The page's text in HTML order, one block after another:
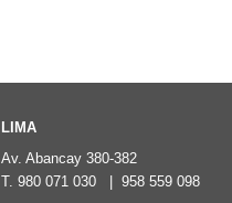
LIMA
Av. Abancay 380-382
T. 980 071 030 | 958 559 098